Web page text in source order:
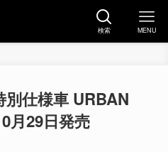
検索 MENU
仕様車 URBAN
月29日発売